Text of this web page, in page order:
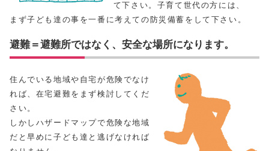
て下さい。子育て世代の方には、
まず子ども達の事を一番に考えての防災備蓄をして下さい。
避難＝避難所ではなく、安全な場所になります。
住んでいる地域や自宅が危険でなけ
れば、在宅避難をまず検討してくだ
さい。
しかしハザードマップで危険な地域
だと早めに子ども達と逃げなければ